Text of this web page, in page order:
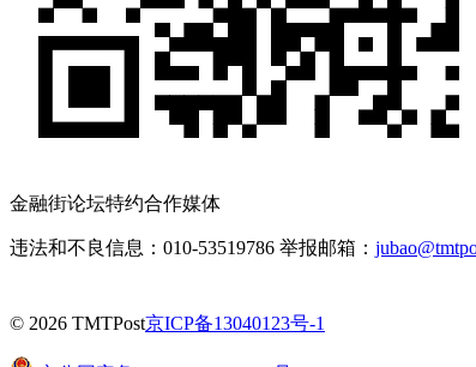
金融街论坛特约合作媒体
违法和不良信息：010-53519786 举报邮箱：
© 2026 TMTPost京ICP备13040123号-1